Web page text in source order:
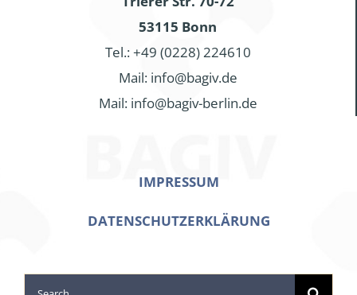
53115 Bonn
Tel.: +49 (0228) 224610
Mail: info@bagiv.de
Mail: info@bagiv-berlin.de
IMPRESSUM
DATENSCHUTZERKLÄRUNG
Search